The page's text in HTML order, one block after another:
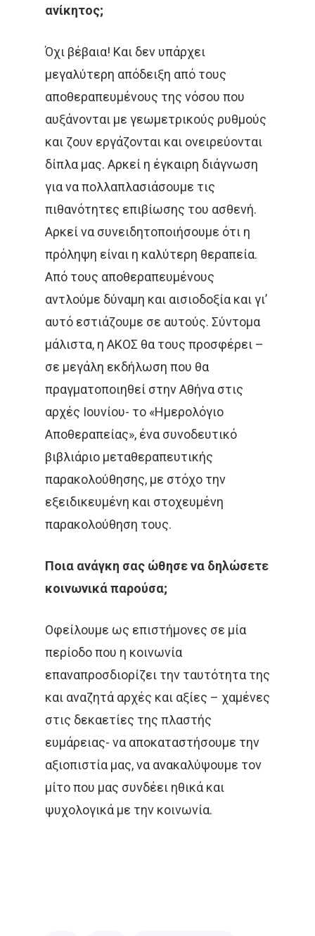
ανίκητος;
Όχι βέβαια! Και δεν υπάρχει
μεγαλύτερη απόδειξη από τους
αποθεραπευμένους της νόσου που
αυξάνονται με γεωμετρικούς ρυθμούς
και ζουν εργάζονται και ονειρεύονται
δίπλα μας. Αρκεί η έγκαιρη διάγνωση
για να πολλαπλασιάσουμε τις
πιθανότητες επιβίωσης του ασθενή.
Αρκεί να συνειδητοποιήσουμε ότι η
πρόληψη είναι η καλύτερη θεραπεία.
Από τους αποθεραπευμένους
αντλούμε δύναμη και αισιοδοξία και γι’
αυτό εστιάζουμε σε αυτούς. Σύντομα
μάλιστα, η ΑΚΟΣ θα τους προσφέρει –
σε μεγάλη εκδήλωση που θα
πραγματοποιηθεί στην Αθήνα στις
αρχές Ιουνίου- το «Ημερολόγιο
Αποθεραπείας», ένα συνοδευτικό
βιβλιάριο μεταθεραπευτικής
παρακολούθησης, με στόχο την
εξειδικευμένη και στοχευμένη
παρακολούθηση τους.
Ποια ανάγκη σας ώθησε να δηλώσετε
κοινωνικά παρούσα;
Οφείλουμε ως επιστήμονες σε μία
περίοδο που η κοινωνία
επαναπροσδιορίζει την ταυτότητα της
και αναζητά αρχές και αξίες – χαμένες
στις δεκαετίες της πλαστής
ευμάρειας- να αποκαταστήσουμε την
αξιοπιστία μας, να ανακαλύψουμε τον
μίτο που μας συνδέει ηθικά και
ψυχολογικά με την κοινωνία.